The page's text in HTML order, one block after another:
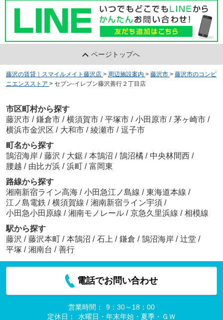
ページトップへ
藤沢の賃貸｜スマイルメイト藤沢店 > 周辺施設案内 > 藤沢市 > 藤沢市のコンビ
ニエンスストア > セブン-イレブン藤沢善行２丁目店
市区町村から探す
藤沢市 / 鎌倉市 / 横須賀市 / 平塚市 / 小田原市 / 茅ヶ崎市 /
横浜市金沢区 / 大和市 / 綾瀬市 / 逗子市
町名から探す
鵠沼海岸 / 藤沢 / 大鋸 / 本鵠沼 / 鵠沼橘 / 中央林間西 /
腰越 / 由比ガ浜 / 浜町 / 富岡東
路線から探す
湘南新宿ライン高海 / 小田急江ノ島線 / 東海道本線 /
江ノ島電鉄 / 横須賀線 / 湘南新宿ライン宇須 /
小田急小田原線 / 湘南モノレール / 京急久里浜線 / 相模線
駅から探す
藤沢 / 藤沢本町 / 本鵠沼 / 石上 / 鎌倉 / 鵠沼海岸 / 辻堂 /
平塚 / 湘南台 / 善行
電話でお問い合わせ
営業時間：
9：30～18：00
定休日：
水曜日・年末年始・夏季・ＧＷ